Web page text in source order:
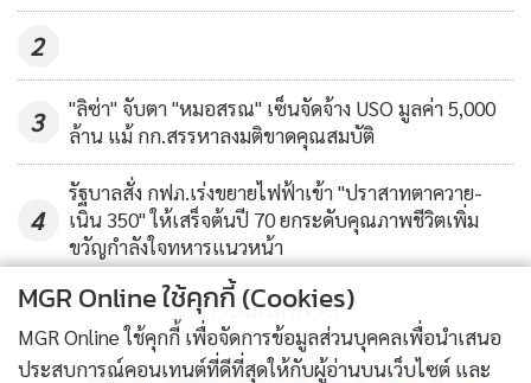
พระราชบัญญัติงบประมาณรายจ่ายประจำปีงบประมาณ 2565,
ร่างพระราชบัญญัติงบประมาณรายจ่ายประจำปีงบประมาณ
2565 เพิ่มเติม ที่เรียกว่า “งบกลางปี” และร่างพระราชบัญญัติงบ
ประมาณรายจ่ายประจำปีงบประมาณ 2566 เพื่อให้ทั้งการตั้ง
โครงการและการใช้เงินผ่านการตรวจสอบของฝ่ายนิติบัญญัติ
ตามปกติ เป็นการใช้จ่ายอย่างอารยะ
แต่เมื่อดูภาพรวมของร่างพระราชบัญญัติงบประมาณรายจ่าย
ประจำปีงบประมาณ 2565 แล้วกลับพบคำตอบในเบื้องต้น
ว่า...ทำไม่ได้ ! ไม่ใช่ประเด็นเงื่อนเวลาว่าทำได้ทันหรือไม่ทัน แต่
เป็นประเด็นเงื่อนไขตามกฎหมาย
2
3
"ลิซ่า" จับตา "หมอสรณ" เซ็นจัดจ้าง USO มูลค่า 5,000
ล้าน แม้ กก.สรรหาลงมติขาดคุณสมบัติ
4
รัฐบาลสั่ง กฟภ.เร่งขยายไฟฟ้าเข้า "ปราสาทตาควาย-
เนิน 350" ให้เสร็จต้นปี 70 ยกระดับคุณภาพชีวิตเพิ่ม
ขวัญกำลังใจทหารแนวหน้า
ข่าวอื่นในหมวด
MGR Online ใช้คุกกี้ (Cookies)
MGR Online ใช้คุกกี้ เพื่อจัดการข้อมูลส่วนบุคคลเพื่อนำเสนอ
ประสบการณ์คอนเทนต์ที่ดีที่สุดให้กับผู้อ่านบนเว็บไซต์ และ